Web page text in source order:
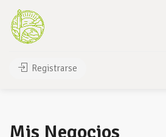
Registrarse
Mis Negocios